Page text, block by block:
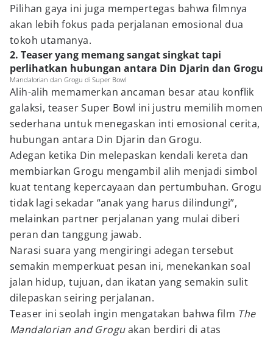
Pilihan gaya ini juga mempertegas bahwa filmnya
akan lebih fokus pada perjalanan emosional dua
tokoh utamanya.
2. Teaser yang memang sangat singkat tapi
perlihatkan hubungan antara Din Djarin dan Grogu
Mandalorian dan Grogu di Super Bowl
Alih-alih memamerkan ancaman besar atau konflik
galaksi, teaser Super Bowl ini justru memilih momen
sederhana untuk menegaskan inti emosional cerita,
hubungan antara Din Djarin dan Grogu.
Adegan ketika Din melepaskan kendali kereta dan
membiarkan Grogu mengambil alih menjadi simbol
kuat tentang kepercayaan dan pertumbuhan. Grogu
tidak lagi sekadar “anak yang harus dilindungi”,
melainkan partner perjalanan yang mulai diberi
peran dan tanggung jawab.
Narasi suara yang mengiringi adegan tersebut
semakin memperkuat pesan ini, menekankan soal
jalan hidup, tujuan, dan ikatan yang semakin sulit
dilepaskan seiring perjalanan.
Teaser ini seolah ingin mengatakan bahwa film The
Mandalorian and Groguakan berdiri di atas